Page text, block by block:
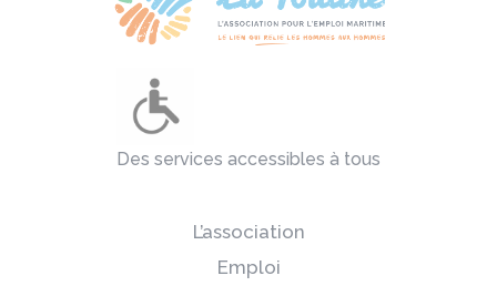
Des services accessibles à tous
L’association
Emploi